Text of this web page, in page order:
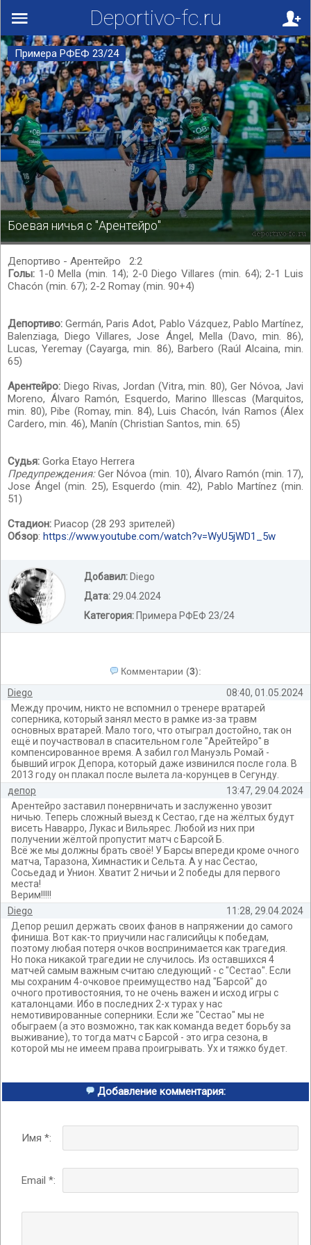
Deportivo-fc.ru
Примера РФЕФ 23/24
Боевая ничья с "Арентейро"
Депортиво - Арентейро
2:2
Голы: 1-0 Mella (min. 14); 2-0 Diego Villares (min. 64); 2-1 Luis
Chacón (min. 67); 2-2 Romay (min. 90+4)
Депортиво: Germán, Paris Adot, Pablo Vázquez, Pablo Martínez,
Balenziaga, Diego Villares, Jose Ángel, Mella (Davo, min. 86),
Lucas, Yeremay (Cayarga, min. 86), Barbero (Raúl Alcaina, min.
65)
Арентейро: Diego Rivas, Jordan (Vitra, min. 80), Ger Nóvoa, Javi
Moreno, Álvaro Ramón, Esquerdo, Marino Illescas (Marquitos,
min. 80), Pibe (Romay, min. 84), Luis Chacón, Iván Ramos (Álex
Cardero, min. 46), Manín (Christian Santos, min. 65)
Судья: Gorka Etayo Herrera
Предупреждения:Ger Nóvoa (min. 10), Álvaro Ramón (min. 17),
Jose Ángel (min. 25), Esquerdo (min. 42), Pablo Martínez (min.
51)
Стадион: Риасор (28 293 зрителей)
Обзор: https://www.youtube.com/watch?v=WyU5jWD1_5w
Добавил: Diego
Дата:29.04.2024
Категория: Примера РФЕФ 23/24
Комментарии (3):
Diego
08:40, 01.05.2024
Между прочим, никто не вспомнил о тренере вратарей
соперника, который занял место в рамке из-за травм
основных вратарей. Мало того, что отыграл достойно, так он
ещё и поучаствовал в спасительном голе "Арейтейро" в
компенсированное время. А забил гол Мануэль Ромай -
бывший игрок Депора, который даже извинился после гола. В
2013 году он плакал после вылета ла-корунцев в Сегунду.
депор
13:47, 29.04.2024
Арентейро заставил понервничать и заслуженно увозит
ничью. Теперь сложный выезд к Сестао, где на жёлтых будут
висеть Наварро, Лукас и Вильярес. Любой из них при
получении жёлтой пропустит матч с Барсой Б.
Всё же мы должны брать своё! У Барсы впереди кроме очного
матча, Таразона, Химнастик и Сельта. А у нас Сестао,
Сосьедад и Унион. Хватит 2 ничьи и 2 победы для первого
места!
Верим!!!!!
Diego
11:28, 29.04.2024
Депор решил держать своих фанов в напряжении до самого
финиша. Вот как-то приучили нас галисийцы к победам,
поэтому любая потеря очков воспринимается как трагедия.
Но пока никакой трагедии не случилось. Из оставшихся 4
матчей самым важным считаю следующий - с "Сестао". Если
мы сохраним 4-очковое преимущество над "Барсой" до
очного противостояния, то не очень важен и исход игры с
каталонцами. Ибо в последних 2-х турах у нас
немотивированные соперники. Если же "Сестао" мы не
обыграем (а это возможно, так как команда ведет борьбу за
выживание), то тогда матч с Барсой - это игра сезона, в
которой мы не имеем права проигрывать. Ух и тяжко будет.
Добавление комментария:
Имя *:
Email *: